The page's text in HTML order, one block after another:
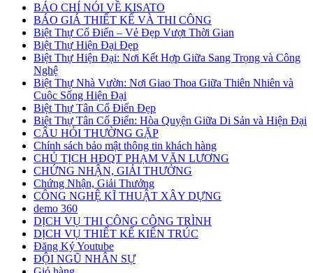
BÁO CHÍ NÓI VỀ KISATO
BÁO GIÁ THIẾT KẾ VÀ THI CÔNG
Biệt Thự Cổ Điển – Vẻ Đẹp Vượt Thời Gian
Biệt Thự Hiện Đại Đẹp
Biệt Thự Hiện Đại: Nơi Kết Hợp Giữa Sang Trọng và Công
Nghệ
Biệt Thự Nhà Vườn: Nơi Giao Thoa Giữa Thiên Nhiên và
Cuộc Sống Hiện Đại
Biệt Thự Tân Cổ Điển Đẹp
Biệt Thự Tân Cổ Điển: Hòa Quyện Giữa Di Sản và Hiện Đại
CÂU HỎI THƯỜNG GẶP
Chính sách bảo mật thông tin khách hàng
CHỦ TỊCH HĐQT PHẠM VĂN LƯƠNG
CHỨNG NHẬN, GIẢI THƯỞNG
Chứng Nhận, Giải Thưởng
CÔNG NGHỆ KĨ THUẬT XÂY DỰNG
demo 360
DỊCH VỤ THI CÔNG CÔNG TRÌNH
DỊCH VỤ THIẾT KẾ KIẾN TRÚC
Đăng Ký Youtube
ĐỘI NGŨ NHÂN SỰ